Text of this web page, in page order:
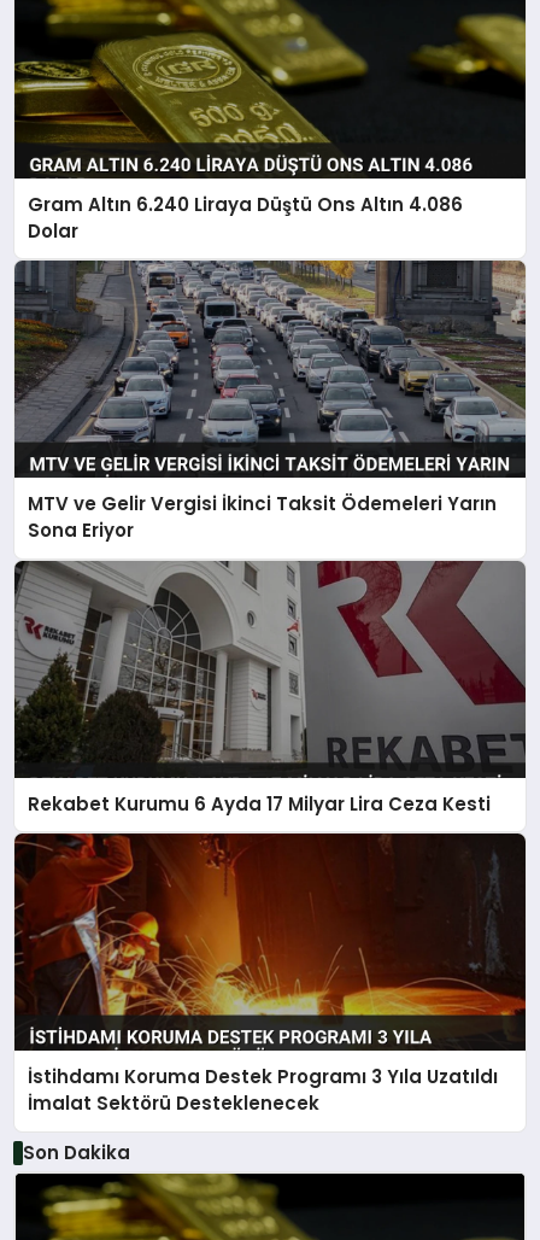
Gram Altın 6.240 Liraya Düştü Ons Altın 4.086
Dolar
MTV ve Gelir Vergisi İkinci Taksit Ödemeleri Yarın
Sona Eriyor
Rekabet Kurumu 6 Ayda 17 Milyar Lira Ceza Kesti
İstihdamı Koruma Destek Programı 3 Yıla Uzatıldı
İmalat Sektörü Desteklenecek
Son Dakika